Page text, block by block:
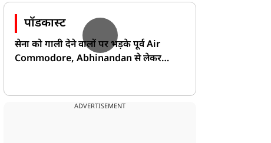
पॉडकास्ट
सेना को गाली देने वालों पर भड़के पूर्व Air
Commodore, Abhinandan से लेकर
ADVERTISEMENT